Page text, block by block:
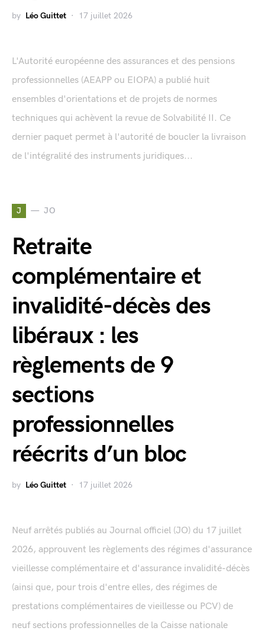
by Léo Guittet 17 juillet 2026
L'Autorité européenne des assurances et des pensions
professionnelles (AEAPP ou EIOPA) a publié huit
ensembles d'orientations et de projets de normes
techniques qui achèvent la revue de Solvabilité II. Ce
dernier paquet permet à l'autorité de boucler la livraison
de l'intégralité des instruments juridiques...
J JO
Retraite
complémentaire et
invalidité-décès des
libéraux : les
règlements de 9
sections
professionnelles
réécrits d’un bloc
by Léo Guittet 17 juillet 2026
Neuf arrêtés publiés au Journal officiel (JO) du 17 juillet
2026, approuvent les règlements des régimes d'assurance
vieillesse complémentaire et d'assurance invalidité-décès
(ainsi que, pour trois d'entre elles, des régimes de
prestations complémentaires de vieillesse ou PCV) de
neuf sections professionnelles de la Caisse nationale